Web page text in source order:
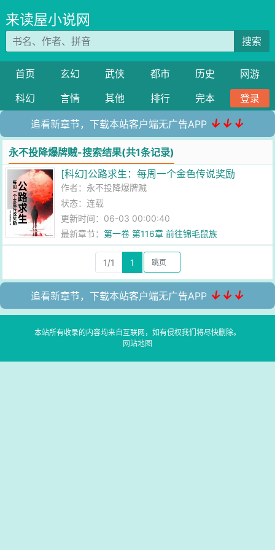
来读屋小说网
搜索
首页 玄幻 武侠 都市 历史
网游
科幻
言情 其他 排行 完本 登录
追看新章节，下载本站客户端无广告APP ↓↓↓
永不投降爆牌贼-搜索结果(共1条记录)
[科幻]公路求生：每周一个金色传说奖励
作者： 永不投降爆牌贼
状态：连载
更新时间：06-03 00:00:40
最新章节：第一卷 第116章 前往锦毛鼠族
1/1 1
追看新章节，下载本站客户端无广告APP ↓↓↓
本站所有收录的内容均来自互联网，如有侵权我们将尽快删除。
网站地图